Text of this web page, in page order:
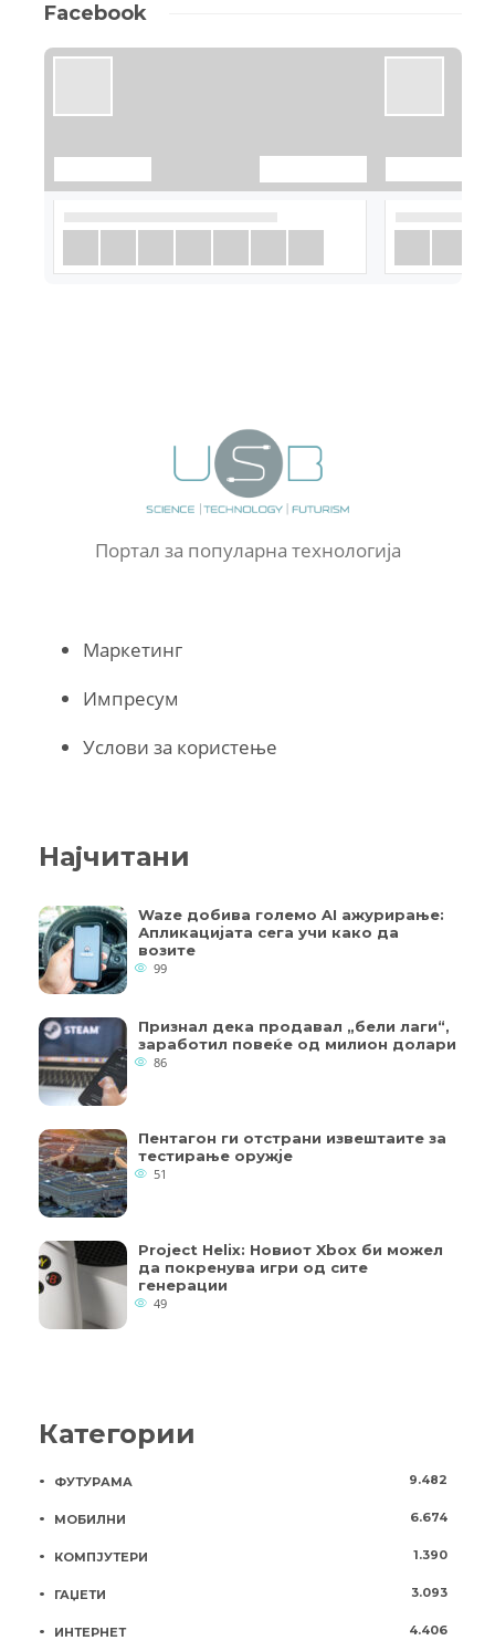
Facebook
Портал за популарна технологија
Маркетинг
Импресум
Услови за користење
Најчитани
Waze добива големо AI ажурирање:
Апликацијата сега учи како да
возите
99
Признал дека продавал „бели лаги“,
заработил повеќе од милион долари
86
Пентагон ги отстрани извештаите за
тестирање оружје
51
Project Helix: Новиот Xbox би можел
да покренува игри од сите
генерации
49
Категории
ФУТУРАМА 9.482
МОБИЛНИ 6.674
КОМПЈУТЕРИ 1.390
ГАЏЕТИ 3.093
ИНТЕРНЕТ 4.406